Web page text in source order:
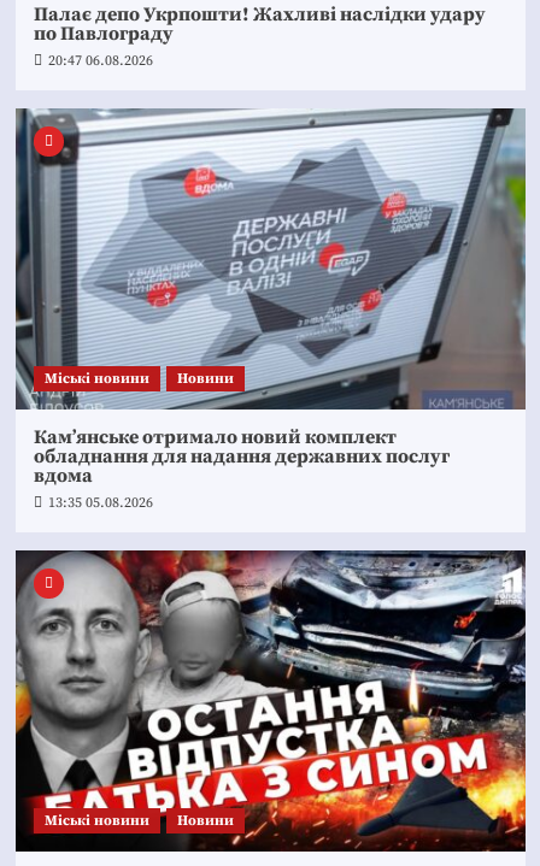
Палає депо Укрпошти! Жахливі наслідки удару
по Павлограду
20:47 06.08.2026
Mіські новини Новини
Кам’янське отримало новий комплект
обладнання для надання державних послуг
вдома
13:35 05.08.2026
Mіські новини Новини